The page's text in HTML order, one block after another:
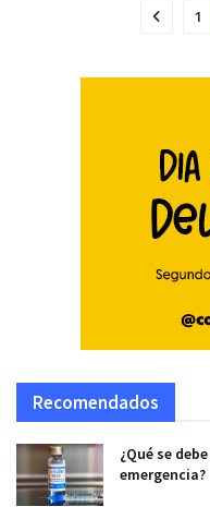
1
Recomendados
¿Qué se
emergencia?